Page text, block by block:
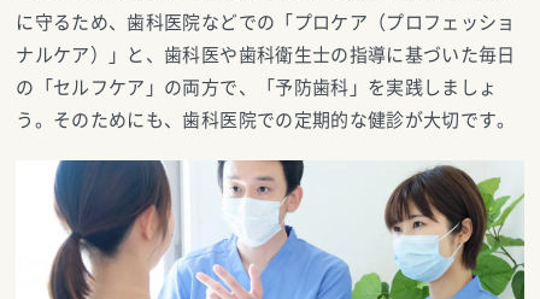
に守るため、歯科医院などでの「プロケア（プロフェッショ
ナルケア）」と、歯科医や歯科衛生士の指導に基づいた毎日
の「セルフケア」の両方で、「予防歯科」を実践しましょ
う。そのためにも、歯科医院での定期的な健診が大切です。